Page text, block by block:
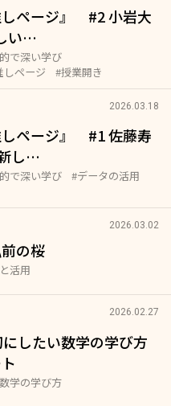
ページ』 #2 小岩大
い…
で深い学び
しページ #授業開き
2026.03.18
ページ』 #1 佐藤寿
し…
で深い学び
#データの活用
2026.03.02
の桜
活用
2026.02.27
にしたい数学の学び方
学の学び方